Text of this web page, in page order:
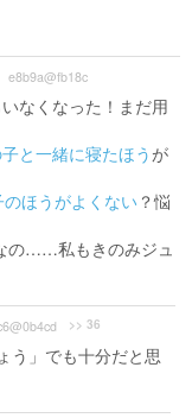
e8b9a@fb18c
なくなった！まだ用
と一緒に寝たほう が
のほうがよくない？悩
の……私もきのみジュ
>> 36
う」でも十分だと思